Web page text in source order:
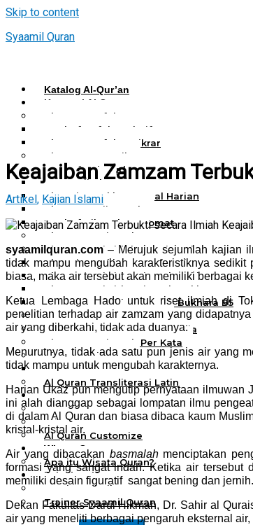
Skip to content
Syaamil Quran
Katalog Al-Qur’an
Kategori Al Quran
Al Quran Hafalan
Mushaf Hafalan Al Hifz
Al Quran Hafalan Tikrar
Al Quran Tematik
Mushaf Tahajud
Quran Hijrah
Al-Qur’an Bukhara Amal Harian
Al Quran Haji Umrah
Mushaf Tilawah Maqomat
Al Quran Terjemah
Al Quran Tajwid dan Terjemah
Al-Qur’an Bukhara Amal Harian
Al Quran Tajwid Terjemah Bukhara A6
Al Quran Tajwid Terjemah Bukhara A5
Al Quran Tajwid Terjemah Bukhara B5
Al Quran Spesial Wanita
Al Quran Spesial Wanita Azalia
Al Quran Terjemah Per Kata
Al Quran Tilawah
Mushaf Tilawah Quba
Al Quran Transliterasi Latin
Kemitraan
Rumah Syaamil
Wholesale & Retail
Al Quran Customize
Wisata Quran
Apa itu Wisata Quran?
Pelatihan Kequranan
Apa itu Pelatihan Quran?
Trainer Syaamil Quran
Keajaiban Zamzam
Artikel, Kajian Islami
syaamilquran.com– Merujuk sejumlah kajian
tidak mampu mengubah karakteristiknya
biasa, maka air tersebut akan memiliki berbagai
Ketua Lembaga Hado untuk riset ilmiah di
penelitian terhadap air zamzam yang
air yang diberkahi, tidak ada duanya.
Menurutnya, tidak ada satu pun jenis air yang
tidak mampu untuk mengubah karakternya.
Harian Ukaz pun mengutip pernyataan ilmuwan
ini alah dianggap sebagai lompatan ilmu
di dalam Al Quran dan biasa dibaca kaum
kristal-kristal air.
Air yang dibacakan basmalahmenciptakan
formasi yang sangat indah. Ketika air tersebut
memiliki desain figuratif sangat bening dan jernih.
Dekan Fakultas Darul Hikmah, Dr. Sahir al
air yang meneliti berbagai pengaruh eksternal